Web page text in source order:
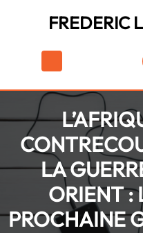
FREDERIC
LA
ORIENT :
PROCHAINE